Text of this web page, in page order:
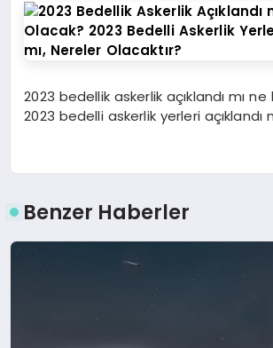
2023 bedellik askerlik açıklandı mı
2023 bedelli askerlik yerleri açıklandı
Benzer Haberler